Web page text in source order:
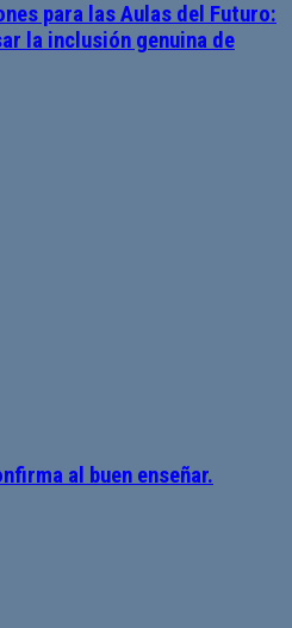
para las Aulas del Futuro:
la inclusión genuina de
al buen enseñar.